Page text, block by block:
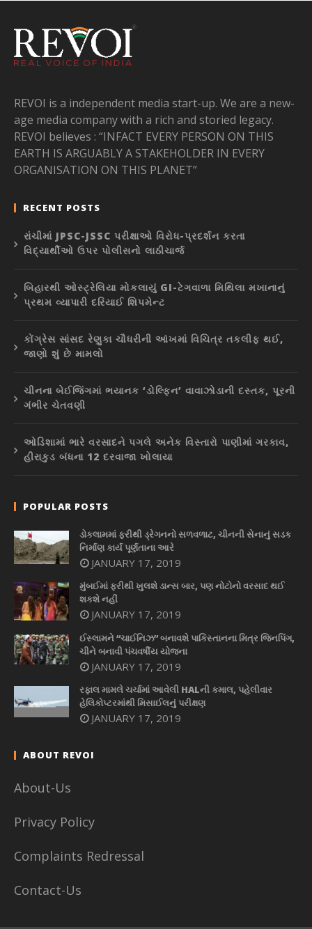
REVOI is a independent media start-up. We are a new-
age media company with a rich and storied legacy.
REVOI believes : “INFACT EVERY PERSON ON THIS
EARTH IS ARGUABLY A STAKEHOLDER IN EVERY
ORGANISATION ON THIS PLANET”
RECENT POSTS
રાંચીમાં JPSC-JSSC પરીક્ષાઓ વિરોધ-પ્રદર્શન કરતા
વિદ્યાર્થીઓ ઉપર પોલીસનો લાઠીચાર્જ
બિહારથી ઓસ્ટ્રેલિયા મોકલાયું GI-ટેગવાળા મિથિલા મખાનાનું
પ્રથમ વ્યાપારી દરિયાઈ શિપમેન્ટ
કોંગ્રેસ સાંસદ રેણુકા ચૌધરીની આંખમાં વિચિત્ર તકલીફ થઈ,
જાણો શું છે મામલો
ચીનના બેઈજિંગમાં ભયાનક ‘ડોલ્ફિન’ વાવાઝોડાની દસ્તક, પૂરની
ગંભીર ચેતવણી
ઓડિશામાં ભારે વરસાદને પગલે અનેક વિસ્તારો પાણીમાં ગરકાવ,
હીરાકુડ બંધના 12 દરવાજા ખોલાયા
POPULAR POSTS
ડોકલામમાં ફરીથી ડ્રેગનનો સળવળાટ, ચીનની સેનાનું સડક
નિર્માણ કાર્ય પૂર્ણતાના આરે
JANUARY 17, 2019
મુંબઈમાં ફરીથી ખુલશે ડાન્સ બાર, પણ નોટોનો વરસાદ થઈ
શકશે નહીં
JANUARY 17, 2019
ઈસ્લામને “ચાઈનિઝ” બનાવશે પાકિસ્તાનના મિત્ર જિનપિંગ,
ચીને બનાવી પંચવર્ષીય યોજના
JANUARY 17, 2019
રફાલ મામલે ચર્ચામાં આવેલી HALની કમાલ, પહેલીવાર
હેલિકોપ્ટરમાંથી મિસાઈલનું પરીક્ષણ
JANUARY 17, 2019
ABOUT REVOI
About-Us
Privacy Policy
Complaints Redressal
Contact-Us